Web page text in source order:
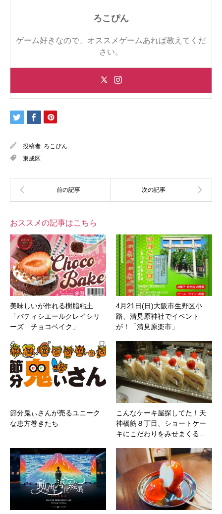
ろこぴん
ゲーム好きなので、オススメゲームあれば教えてくだ
さい。
投稿者: ろこぴん
東成区
おススメの記事はこちら
美味しいが作れる樹脂粘土
「パティシエールクレイシリ
ーズ チョコベイク」
4月21日(日)大阪市生野区小
路、清見原神社でイベント
が！「清見原楽市」
節分鬼ぃさんが売るユニーク
な恵方巻きたち
こんなケーキ屋探してた！天
神橋筋８丁目、ショートケー
キにこだわりをみせまくる…